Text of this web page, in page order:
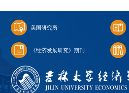
美国研究所
《经济发展研究》期刊